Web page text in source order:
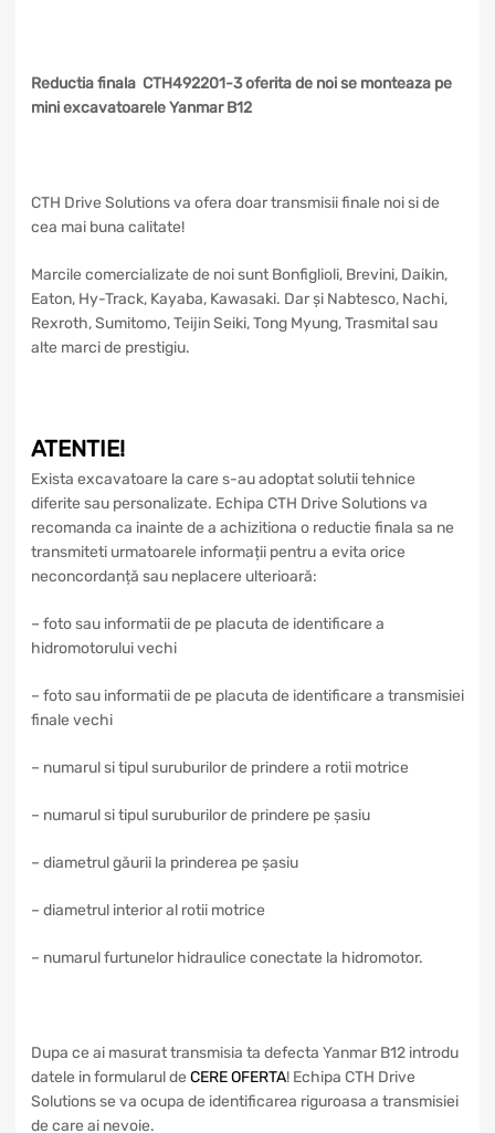
Reductia finala CTH492201-3 oferita de noi se monteaza pe
mini excavatoarele Yanmar B12
CTH Drive Solutions va ofera doar transmisii finale noi si de
cea mai buna calitate!
Marcile comercializate de noi sunt Bonfiglioli, Brevini, Daikin,
Eaton, Hy-Track, Kayaba, Kawasaki. Dar și Nabtesco, Nachi,
Rexroth, Sumitomo, Teijin Seiki, Tong Myung, Trasmital sau
alte marci de prestigiu.
ATENTIE!
Exista excavatoare la care s-au adoptat solutii tehnice
diferite sau personalizate. Echipa CTH Drive Solutions va
recomanda ca inainte de a achizitiona o reductie finala sa ne
transmiteti urmatoarele informații pentru a evita orice
neconcordanță sau neplacere ulterioară:
– foto sau informatii de pe placuta de identificare a
hidromotorului vechi
– foto sau informatii de pe placuta de identificare a transmisiei
finale vechi
– numarul si tipul suruburilor de prindere a rotii motrice
– numarul si tipul suruburilor de prindere pe șasiu
– diametrul găurii la prinderea pe șasiu
– diametrul interior al rotii motrice
– numarul furtunelor hidraulice conectate la hidromotor.
Dupa ce ai masurat transmisia ta defecta Yanmar B12 introdu
datele in formularul de CERE OFERTA! Echipa CTH Drive
Solutions se va ocupa de identificarea riguroasa a transmisiei
de care ai nevoie.